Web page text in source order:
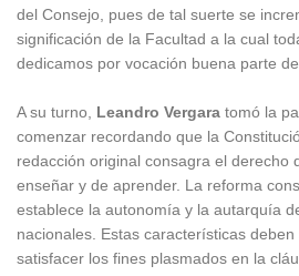
del Consejo, pues de tal suerte se
significación de la Facultad a la cual
dedicamos por vocación buena parte
A su turno, Leandro Vergara tomó la
comenzar recordando que la
redacción original consagra el derecho
enseñar y de aprender. La reforma
establece la autonomía y la autarquía
nacionales. Estas características
satisfacer los fines plasmados en la